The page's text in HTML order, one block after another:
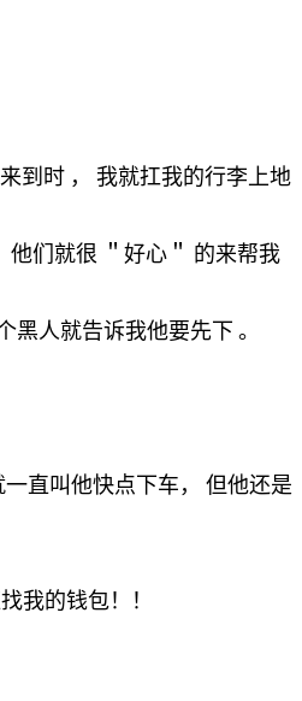
到时 ， 我就扛我的行李上地
他们就很 ＂好心＂ 的来帮我
黑人就告诉我他要先下 。
直叫他快点下车， 但他还是
我的钱包！！